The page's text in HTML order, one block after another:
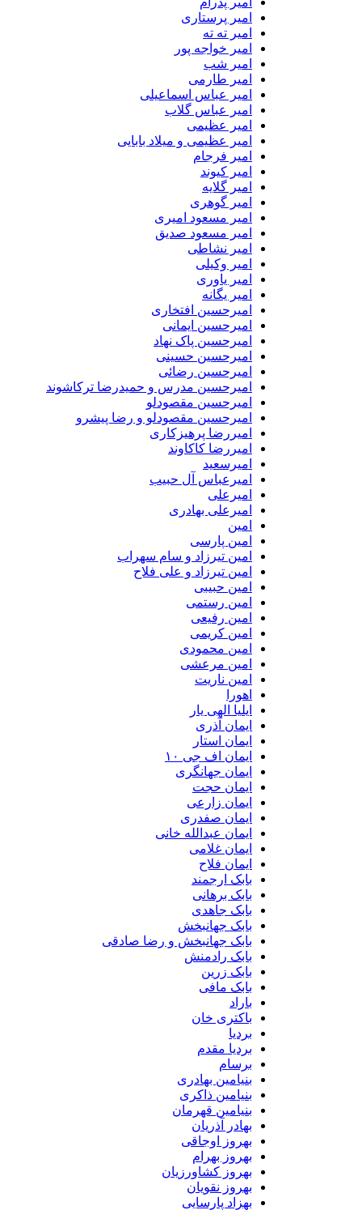
امیر پرستاری
امیر ته ته
امیر خواجه پور
امیر شب
امیر طارمی
امیر عباس اسماعیلی
امیر عباس گلاب
امیر عظیمی
امیر عظیمی و میلاد بابایی
امیر فرجام
امیر کیوند
امیر گلایه
امیر گوهری
امیر مسعود امیری
امیر مسعود صدیق
امیر نشاطی
امیر وکیلی
امیر یاوری
امیر یگانه
امیرحسین افتخاری
امیرحسین ایمانی
امیرحسین پاک نهاد
امیرحسین حسینی
امیرحسین رضائی
امیرحسین مدرس و حمیدرضا ترکاشوند
امیرحسین مقصودلو
امیرحسین مقصودلو و رضا پیشرو
امیررضا پرهیزکاری
امیررضا کاکاوند
امیرسعید
امیرعباس آل حبیب
امیرعلی
امیرعلی بهادری
امین پارسی
امین تیرزاد و سام سهراب
امین تیرزاد و علی فلاح
امین حبیبی
امین رستمی
امین رفیعی
امین کریمی
امین محمودی
امین مرعشی
امین ناریت
ایلیا الهی یار
ایمان آذری
ایمان استار
ایمان اف جی ۱۰
ایمان جهانگری
ایمان حجت
ایمان زارعی
ایمان صفدری
ایمان عبدالله خانی
ایمان غلامی
ایمان فلاح
بابک ارجمند
بابک برهانی
بابک جاهدی
بابک جهانبخش
بابک جهانبخش و رضا صادقی
بابک رادمنش
بابک زرین
بابک مافی
باکتری خان
بردیا مقدم
بنیامین بهادری
بنیامین ذاکری
بنیامین قهرمان
بهادر آذریان
بهروز اوجاقی
بهروز بهرام
بهروز کشاورزیان
بهروز نقویان
بهزاد پارسایی